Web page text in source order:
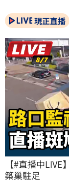
現正直播
【#直播中
築巢駐足